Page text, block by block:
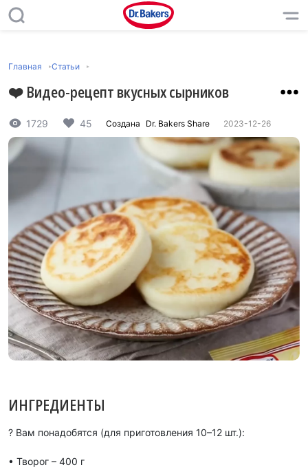
Главная Статьи
❤️ Видео-рецепт вкусных сырников
1729 45 Создана Dr. Bakers Share 2023-12-26
ИНГРЕДИЕНТЫ
? Вам понадобятся (для приготовления 10–12 шт.):
• Творог – 400 г